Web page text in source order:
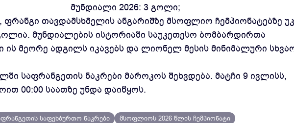
მუნდიალი 2026: 3 გოლი;
ფრანგი თავდამსხმელის ანგარიშზე მსოფლიო ჩემპიონატებზე
მუნდიალების ისტორიაში საუკეთესო ბომბარდირთა
ის მეორე ადგილს იკავებს და ლიონელ მესის მინიმალური
საფრანგეთის ნაკრები მაროკოს შეხვდება. მატჩი 9 ივლისს,
00:00 საათზე უნდა დაიწყოს.
საფეხბურთო ნაკრები მსოფლიოს 2026 წლის ჩემპიონატი